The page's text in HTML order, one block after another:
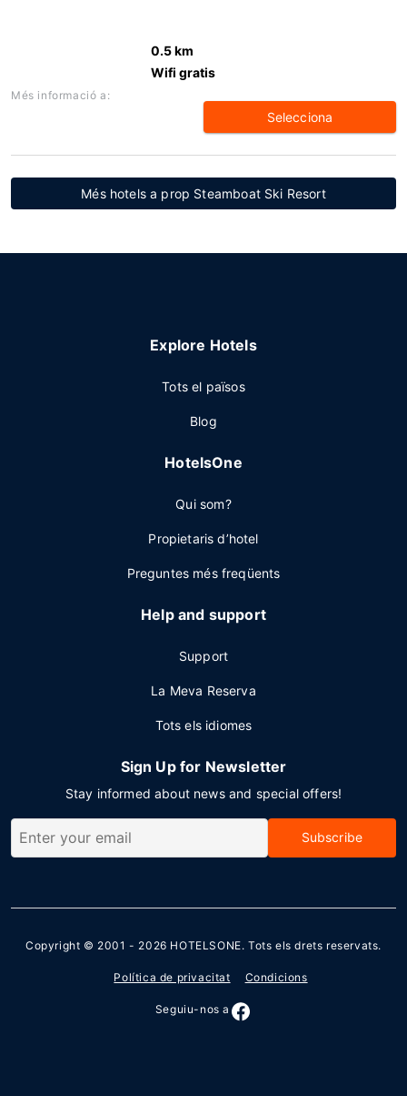
0.5 km
Wifi gratis
Més informació a:
Selecciona
Més hotels a prop Steamboat Ski Resort
Explore Hotels
Tots el països
Blog
HotelsOne
Qui som?
Propietaris d’hotel
Preguntes més freqüents
Help and support
Support
La Meva Reserva
Tots els idiomes
Sign Up for Newsletter
Stay informed about news and special offers!
Subscribe
Copyright © 2001 - 2026 HOTELSONE. Tots els drets reservats.
Política de privacitat Condicions
Seguiu-nos a